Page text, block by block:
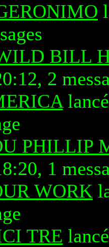
BILL
2
PHILLIP
1
WORK
TRE